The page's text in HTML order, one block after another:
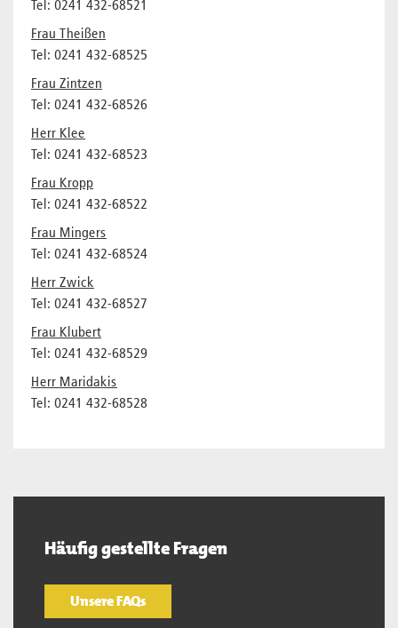
Tel: 0241 432-68521
Frau Theißen
Tel: 0241 432-68525
Frau Zintzen
Tel: 0241 432-68526
Herr Klee
Tel: 0241 432-68523
Frau Kropp
Tel: 0241 432-68522
Frau Mingers
Tel: 0241 432-68524
Herr Zwick
Tel: 0241 432-68527
Frau Klubert
Tel: 0241 432-68529
Herr Maridakis
Tel: 0241 432-68528
Häufig gestellte Fragen
Unsere FAQs